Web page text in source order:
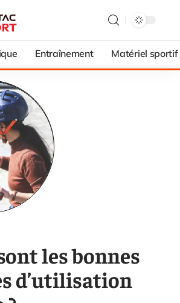
Entraînement Matériel sportif
les bonnes
d’utilisation